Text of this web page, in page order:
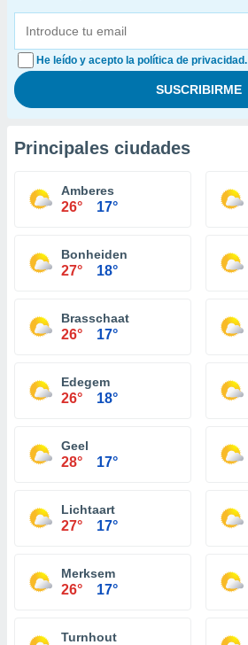
He leído y acepto la política de privacidad.
Principales ciudades
Amberes
26° 17°
Bonheiden
27° 18°
Brasschaat
26° 17°
Edegem
26° 18°
Geel
28° 17°
Lichtaart
27° 17°
Merksem
26° 17°
Turnhout